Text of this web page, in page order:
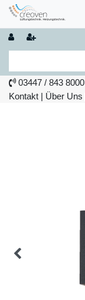
03447 / 843 8000
Kontakt | Über Uns